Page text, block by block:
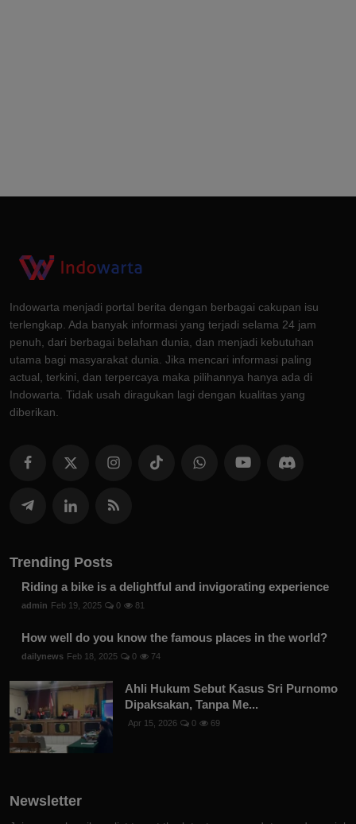
Indowarta menjadi portal berita dengan berbagai cakupan isu
terlengkap. Ada banyak informasi yang terjadi selama 24 jam
penuh, dari berbagai belahan dunia, dan menjadi kebutuhan
utama bagi masyarakat dunia. Jika mencari informasi paling
actual, terkini, dan terpercaya maka pilihannya hanya ada di
Indowarta. Tidak usah diragukan lagi dengan kualitas yang
diberikan.
Trending Posts
Riding a bike is a delightful and invigorating experience
admin Feb 19, 2025 0 81
How well do you know the famous places in the world?
dailynews Feb 18, 2025 0 74
Ahli Hukum Sebut Kasus Sri Purnomo
Dipaksakan, Tanpa Me...
Apr 15, 2026 0 69
Newsletter